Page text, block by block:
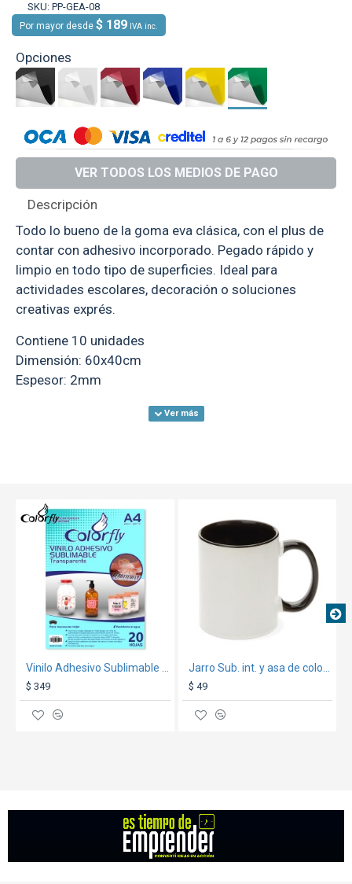
SKU: PP-GEA-08
Por mayor desde $ 189 IVA inc.
Opciones
Descripción
Todo lo bueno de la goma eva clásica, con el plus de
contar con adhesivo incorporado. Pegado rápido y
limpio en todo tipo de superficies. Ideal para
actividades escolares, decoración o soluciones
creativas exprés.
Contiene 10 unidades
Dimensión: 60x40cm
Espesor: 2mm
VER TODOS LOS MEDIOS DE PAGO
TEXTTRANSPARENTE
$ 349 $ 49